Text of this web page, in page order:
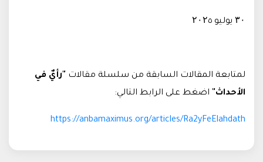
۳۰ يوليو ۲۰۲٥
لمتابعة المقالات السابقة من سلسلة مقالات "رأيٌ في
الأحداث" اضغط على الرابط التالي:
https://anbamaximus.org/articles/Ra2yFeElahdath